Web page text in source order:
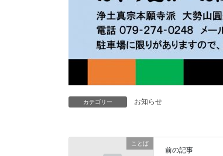
カテゴリー お知らせ
ことば
前の記事